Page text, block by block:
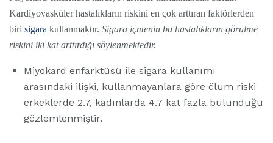
Kardiyovasküler hastalıkların riskini en çok arttıran faktörlerden
biri sigara kullanmaktır. Sigara içmenin bu hastalıkların görülme
riskini iki kat arttırdığı söylenmektedir.
Miyokard enfarktüsü ile sigara kullanımı
arasındaki ilişki, kullanmayanlara göre ölüm riski
erkeklerde 2.7, kadınlarda 4.7 kat fazla bulunduğu
gözlemlenmiştir.